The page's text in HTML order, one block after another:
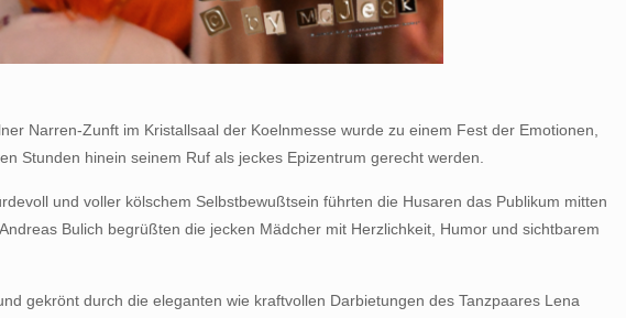
Narren-Zunft im Kristallsaal der Koelnmesse wurde zu einem Fest der Emotionen,
Stunden hinein seinem Ruf als jeckes Epizentrum gerecht werden.
und voller kölschem Selbstbewußtsein führten die Husaren das Publikum mitten
Bulich begrüßten die jecken Mädcher mit Herzlichkeit, Humor und sichtbarem
gekrönt durch die eleganten wie kraftvollen Darbietungen des Tanzpaares Lena